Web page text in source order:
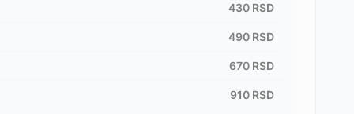
430 RSD
490 RSD
670 RSD
910 RSD